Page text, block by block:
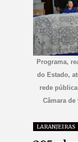
Programa,
do Estado,
rede
Câmara
LARANJEIRAS